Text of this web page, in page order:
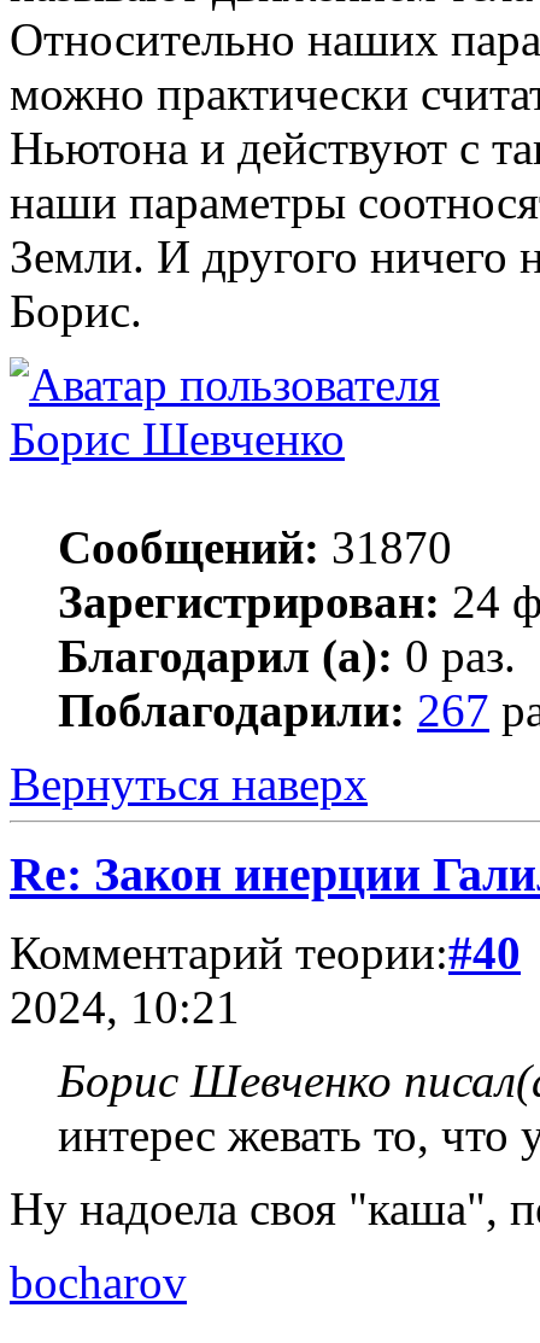
Относительно наших
можно практически
Ньютона и действуют с
наши параметры
Земли. И другого
Борис.
Борис Шевченко
Сообщений: 31870
Зарегистрирован: 24
Благодарил (а): 0 раз.
Поблагодарили: 267
Вернуться наверх
Re: Закон инерции
Комментарий теории:#40
2024, 10:21
Борис Шевченко
интерес жевать то,
Ну надоела своя "каша",
bocharov